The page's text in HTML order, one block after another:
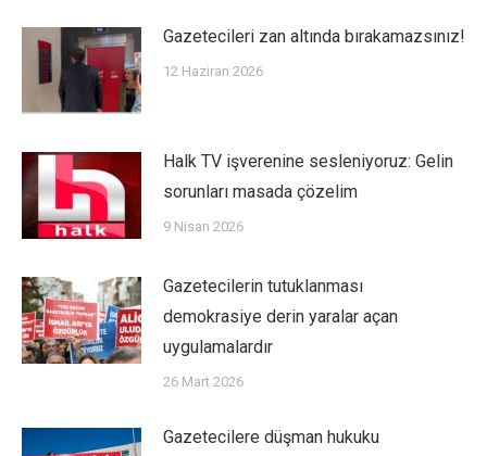
Gazetecileri zan altında bırakamazsınız!
12 Haziran 2026
Halk TV işverenine sesleniyoruz: Gelin
sorunları masada çözelim
9 Nisan 2026
Gazetecilerin tutuklanması
demokrasiye derin yaralar açan
uygulamalardır
26 Mart 2026
Gazetecilere düşman hukuku